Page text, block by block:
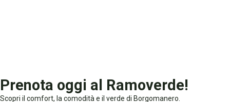
Prenota oggi al Ramoverde!
Scopri il comfort, la comodità e il verde di Borgomanero.